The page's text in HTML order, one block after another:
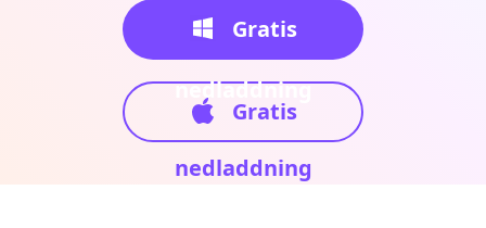
Gratis
nedladdning
Gratis
nedladdning